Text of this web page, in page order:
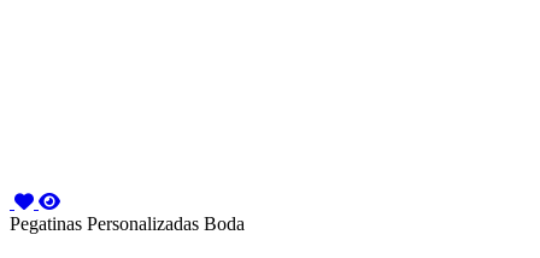
Pegatinas Personalizadas Boda